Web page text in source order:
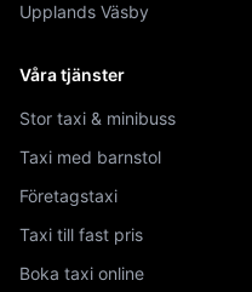
Upplands Väsby
Våra tjänster
Stor taxi & minibuss
Taxi med barnstol
Företagstaxi
Taxi till fast pris
Boka taxi online